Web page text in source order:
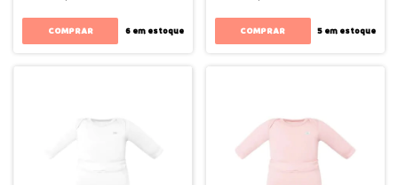
COMPRAR 6em estoque COMPRAR 5 em estoque